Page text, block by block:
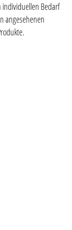
individuellen Bedarf
angesehenen